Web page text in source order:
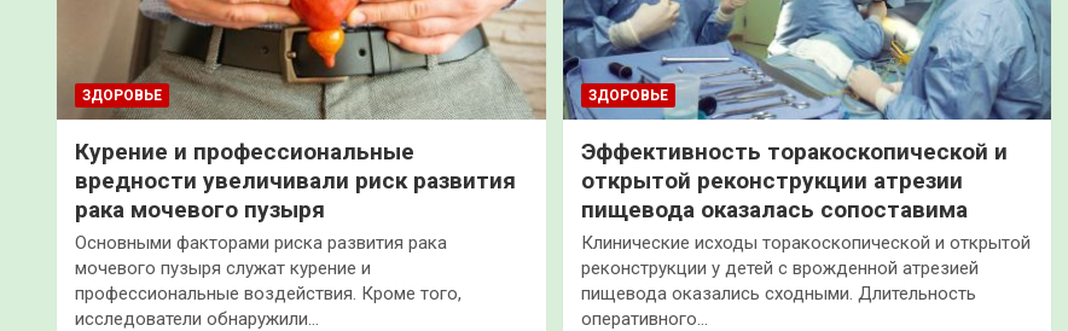
ЗДОРОВЬЕ
Курение и профессиональные
вредности увеличивали риск развития
рака мочевого пузыря
Основными факторами риска развития рака
мочевого пузыря служат курение и
профессиональные воздействия. Кроме того,
исследователи обнаружили…
ЗДОРОВЬЕ
Эффективность торакоскопической и
открытой реконструкции атрезии
пищевода оказалась сопоставима
Клинические исходы торакоскопической и открытой
реконструкции у детей с врожденной атрезией
пищевода оказались сходными. Длительность
оперативного…